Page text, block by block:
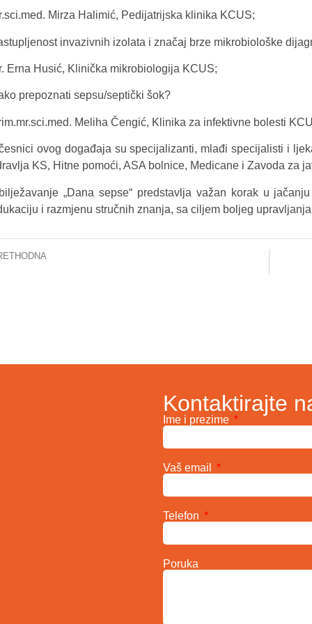
Mirza Halimić, Pedijatrijska klinika KCUS;
invazivnih izolata i značaj brze mikrobiološke
Erna Husić, Klinička mikrobiologija KCUS;
prepoznati sepsu/septički šok?
Meliha Čengić, Klinika za infektivne bolesti
ovog događaja su specijalizanti, mlađi specijalisti i
KS, Hitne pomoći, ASA bolnice, Medicane i Zavoda za
„Dana sepse“ predstavlja važan korak u
i razmjenu stručnih znanja, sa ciljem boljeg
Kontaktirajte
Ime i prezime
Vaš email
Telefon
Poruka